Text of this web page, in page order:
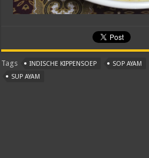
Tags INDISCHE KIPPENSOEP SOP AYAM
SUP AYAM